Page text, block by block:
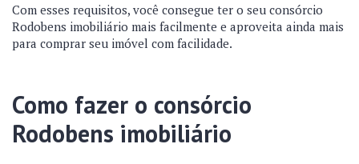
Com esses requisitos, você consegue ter o seu consórcio
Rodobens imobiliário mais facilmente e aproveita ainda mais
para comprar seu imóvel com facilidade.
Como fazer o consórcio
Rodobens imobiliário